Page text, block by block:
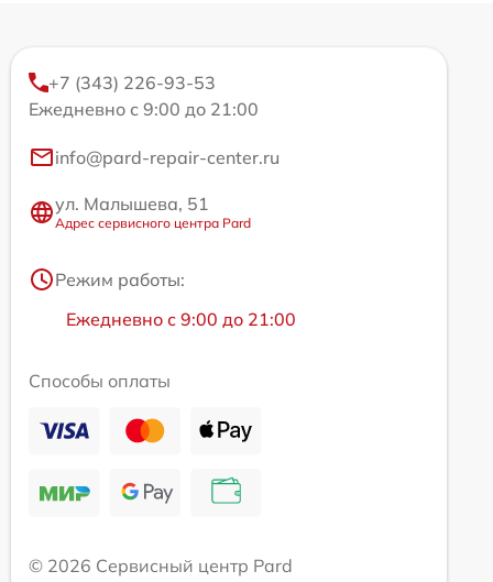
+7 (343) 226-93-53
Ежедневно с 9:00 до 21:00
info@pard-repair-center.ru
ул. Малышева, 51
Адрес сервисного центра Pard
Режим работы:
Ежедневно с 9:00 до 21:00
Способы оплаты
© 2026 Сервисный центр Pard